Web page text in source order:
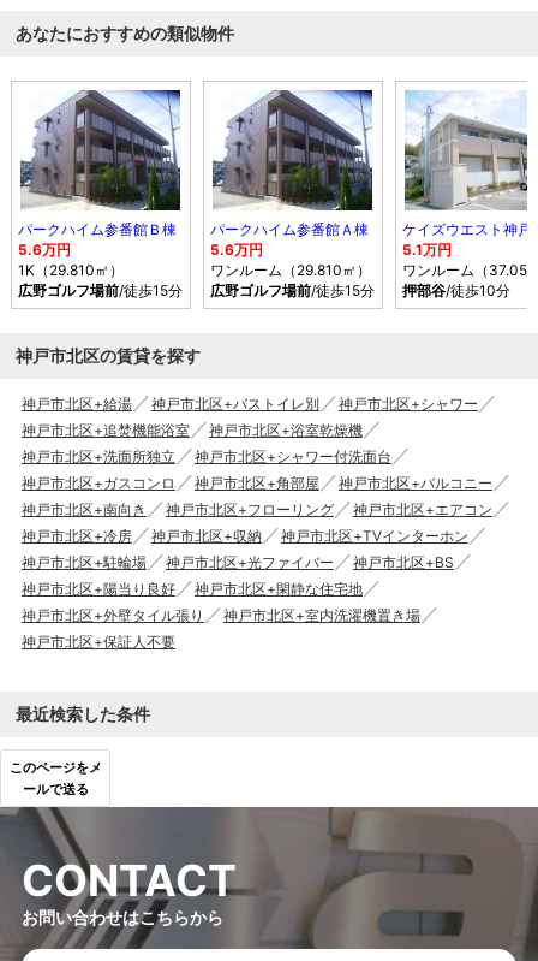
あなたにおすすめの類似物件
パークハイム参番館Ｂ棟
5.6万円
1K（29.810㎡）
広野ゴルフ場前/徒歩15分
パークハイム参番館Ａ棟
5.6万円
ワンルーム（29.810㎡）
広野ゴルフ場前/徒歩15分
ケイズウエスト神戸
5.1万円
ワンルーム（
押部谷/徒歩10分
神戸市北区の賃貸を探す
神戸市北区+給湯 神戸市北区+バストイレ別
神戸市北区+シャワー
神戸市北区+追焚機能浴室
神戸市北区+浴室乾燥機
神戸市北区+洗面所独立
神戸市北区+シャワー付洗面台
神戸市北区+ガスコンロ
神戸市北区+角部屋
神戸市北区+バルコニー
神戸市北区+南向き
神戸市北区+フローリング
神戸市北区+エアコン
神戸市北区+冷房
神戸市北区+収納
神戸市北区+TVインターホン
神戸市北区+駐輪場
神戸市北区+光ファイバー
神戸市北区+BS
神戸市北区+陽当り良好
神戸市北区+閑静な住宅地
神戸市北区+外壁タイル張り
神戸市北区+室内洗濯機置き場
神戸市北区+保証人不要
最近検索した条件
このページをメ
ールで送る
CONTACT
お問い合わせはこちらから